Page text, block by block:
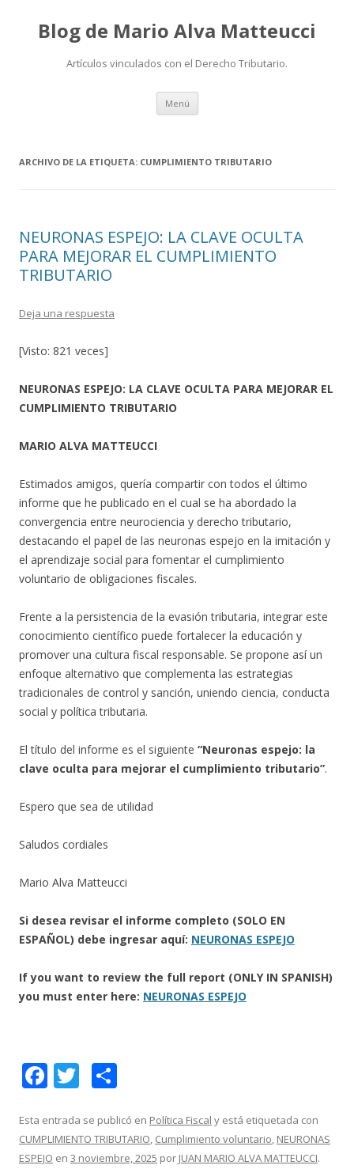
Blog de Mario Alva Matteucci
Artículos vinculados con el Derecho Tributario.
Menú Ir
contenido
ARCHIVO DE LA ETIQUETA: CUMPLIMIENTO TRIBUTARIO
NEURONAS ESPEJO: LA CLAVE OCULTA
PARA MEJORAR EL CUMPLIMIENTO
TRIBUTARIO
Deja una respuesta
[Visto: 821 veces]
NEURONAS ESPEJO: LA CLAVE OCULTA PARA MEJORAR EL
CUMPLIMIENTO TRIBUTARIO
MARIO ALVA MATTEUCCI
Estimados amigos, quería compartir con todos el último
informe que he publicado en el cual se ha abordado la
convergencia entre neurociencia y derecho tributario,
destacando el papel de las neuronas espejo en la imitación y
el aprendizaje social para fomentar el cumplimiento
voluntario de obligaciones fiscales.
Frente a la persistencia de la evasión tributaria, integrar este
conocimiento científico puede fortalecer la educación y
promover una cultura fiscal responsable. Se propone así un
enfoque alternativo que complementa las estrategias
tradicionales de control y sanción, uniendo ciencia, conducta
social y política tributaria.
El título del informe es el siguiente “Neuronas espejo: la
clave oculta para mejorar el cumplimiento tributario”.
Espero que sea de utilidad
Saludos cordiales
Mario Alva Matteucci
Si desea revisar el informe completo (SOLO EN
ESPAÑOL) debe ingresar aquí: NEURONAS ESPEJO
If you want to review the full report (ONLY IN SPANISH)
you must enter here: NEURONAS ESPEJO
F
e
b
T
itt
er
m
p
Esta entrada se publicó en Política Fiscal y está etiquetada con
CUMPLIMIENTO TRIBUTARIO, Cumplimiento voluntario, NEURONAS
ESPEJO en 3 noviembre, 2025 por JUAN MARIO ALVA MATTEUCCI.